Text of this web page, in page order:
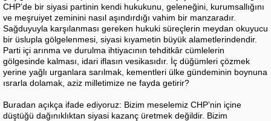
CHP’de bir siyasi partinin kendi hukukunu, geleneğini, kurumsallığını
ve meşruiyet zeminini nasıl aşındırdığı vahim bir manzaradır.
Sağduyuyla karşılanması gereken hukuki süreçlerin meydan okuyucu
bir üslupla gölgelenmesi, siyasi kıyametin büyük alametlerindendir.
Parti içi arınma ve durulma ihtiyacının tehditkâr cümlelerin
gölgesinde kalması, idari iflasın vesikasıdır. İç düğümleri çözmek
yerine yağlı urganlara sarılmak, kementleri ülke gündeminin boynuna
ısrarla dolamak, aziz milletimize ne fayda getirir?
Buradan açıkça ifade ediyoruz: Bizim meselemiz CHP’nin içine
düştüğü dağınıklıktan siyasi kazanç üretmek değildir. Bizim